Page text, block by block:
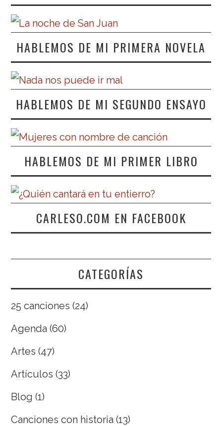
HABLEMOS DE MI PRIMERA NOVELA
HABLEMOS DE MI SEGUNDO ENSAYO
HABLEMOS DE MI PRIMER LIBRO
CARLESO.COM EN FACEBOOK
CATEGORÍAS
25 canciones (24)
Agenda (60)
Artes (47)
Artículos (33)
Blog (1)
Canciones con historia (13)